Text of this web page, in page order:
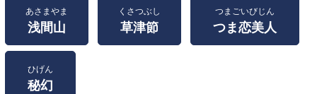
あさまやま
浅間山
くさつぶし
草津節
つまごいびじん
つま恋美人
ひげん
秘幻